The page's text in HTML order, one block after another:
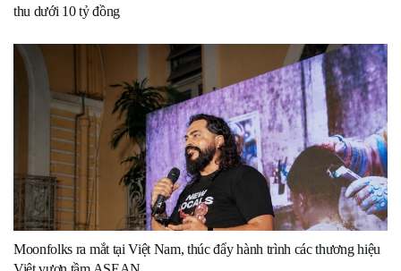
thu dưới 10 tỷ đồng
Moonfolks ra mắt tại Việt Nam, thúc đẩy hành trình các thương hiệu